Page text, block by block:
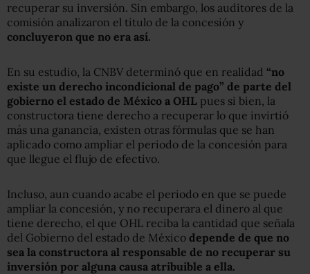
recuperar su inversión. Sin embargo, los auditores de la
comisión analizaron el título de la concesión y
concluyeron que no era así.
En su estudio, la CNBV determinó que en realidad “no
existe un derecho incondicional de pago” de parte del
gobierno el estado de México a OHL pues si bien, la
constructora tiene derecho a recuperar lo que invirtió
más una ganancia, existen otras fórmulas que se han
aplicado como ampliar el periodo de la concesión para
que llegue el flujo de efectivo.
Incluso, aun cuando acabe el periodo en que se puede
ampliar la concesión, y no recuperara el dinero al que
tiene derecho, el que OHL reciba la cantidad que señala
del Gobierno del estado de México depende de que no
sea la constructora al responsable de no recuperar su
inversión por alguna causa atribuible a ella.